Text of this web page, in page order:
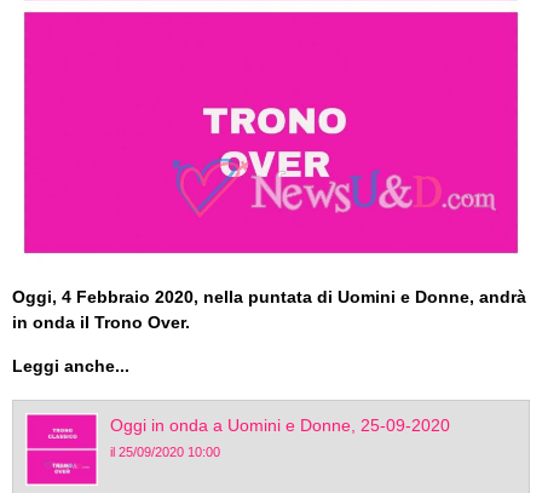
Oggi, 4 Febbraio 2020, nella puntata di Uomini e Donne, andrà
in onda il Trono Over.
Leggi anche...
Oggi in onda a Uomini e Donne, 25-09-2020
il 25/09/2020 10:00